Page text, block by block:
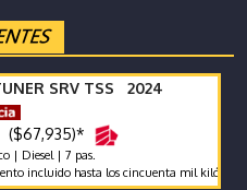
SRV TSS 2024
($67,935)*
| Diesel | 7 pas.
hasta los cincuenta mil kilómetros.